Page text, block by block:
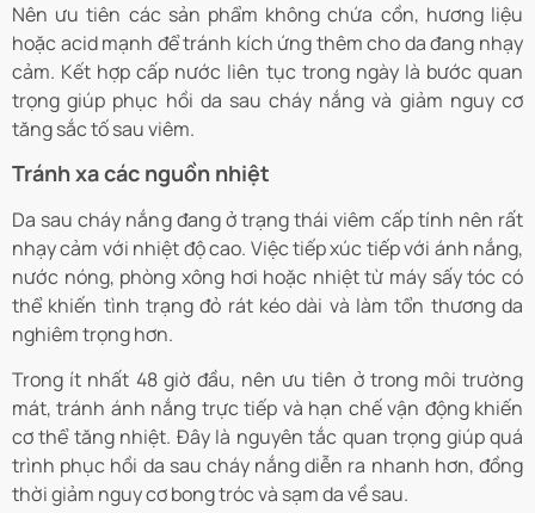
Nên ưu tiên các sản phẩm không chứa cồn, hương liệu
hoặc acid mạnh để tránh kích ứng thêm cho da đang nhạy
cảm. Kết hợp cấp nước liên tục trong ngày là bước quan
trọng giúp phục hồi da sau cháy nắng và giảm nguy cơ
tăng sắc tố sau viêm.
Tránh xa các nguồn nhiệt
Da sau cháy nắng đang ở trạng thái viêm cấp tính nên rất
nhạy cảm với nhiệt độ cao. Việc tiếp xúc tiếp với ánh nắng,
nước nóng, phòng xông hơi hoặc nhiệt từ máy sấy tóc có
thể khiến tình trạng đỏ rát kéo dài và làm tổn thương da
nghiêm trọng hơn.
Trong ít nhất 48 giờ đầu, nên ưu tiên ở trong môi trường
mát, tránh ánh nắng trực tiếp và hạn chế vận động khiến
cơ thể tăng nhiệt. Đây là nguyên tắc quan trọng giúp quá
trình phục hồi da sau cháy nắng diễn ra nhanh hơn, đồng
thời giảm nguy cơ bong tróc và sạm da về sau.